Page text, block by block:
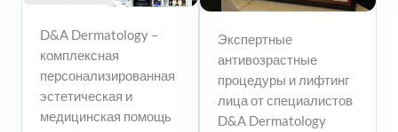
D&A Dermatology –
комплексная
персонализированная
эстетическая и
медицинская помощь
Экспертные
антивозрастные
процедуры и лифтинг
лица от специалистов
D&A Dermatology